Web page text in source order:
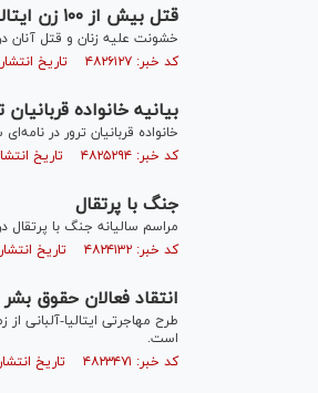
قتل بیش از ۱۰۰ زن ایتالیایی در سال ۲۰۲۴
خشونت علیه زنان و قتل آنان
کد خبر: ۴۸۲۶۱۲۷ تاریخ انتشار : ۱۴۰۳/۱۲/۲۶
بیانیه خانواده
خانواده قربانیان ترور در
کد خبر: ۴۸۲۵۲۹۴ تاریخ انتشار : ۱۴۰۳/۱۲/۲۱
جنگ با پرتقال
مراسم سالیانه جنگ با پرتقال
کد خبر: ۴۸۲۴۱۳۲ تاریخ انتشار : ۱۴۰۳/۱۲/۱۷
انتقاد فعالان حقوق
طرح مهاجرتی ایتالیا-آلبانی
است.
کد خبر: ۴۸۲۳۴۷۱ تاریخ انتشار : ۱۴۰۳/۱۲/۱۲